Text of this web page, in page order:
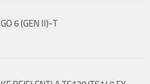
6 (GEN II)-T